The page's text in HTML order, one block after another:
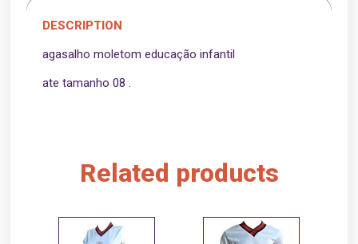
DESCRIPTION
agasalho moletom educação infantil
ate tamanho 08 .
Related products